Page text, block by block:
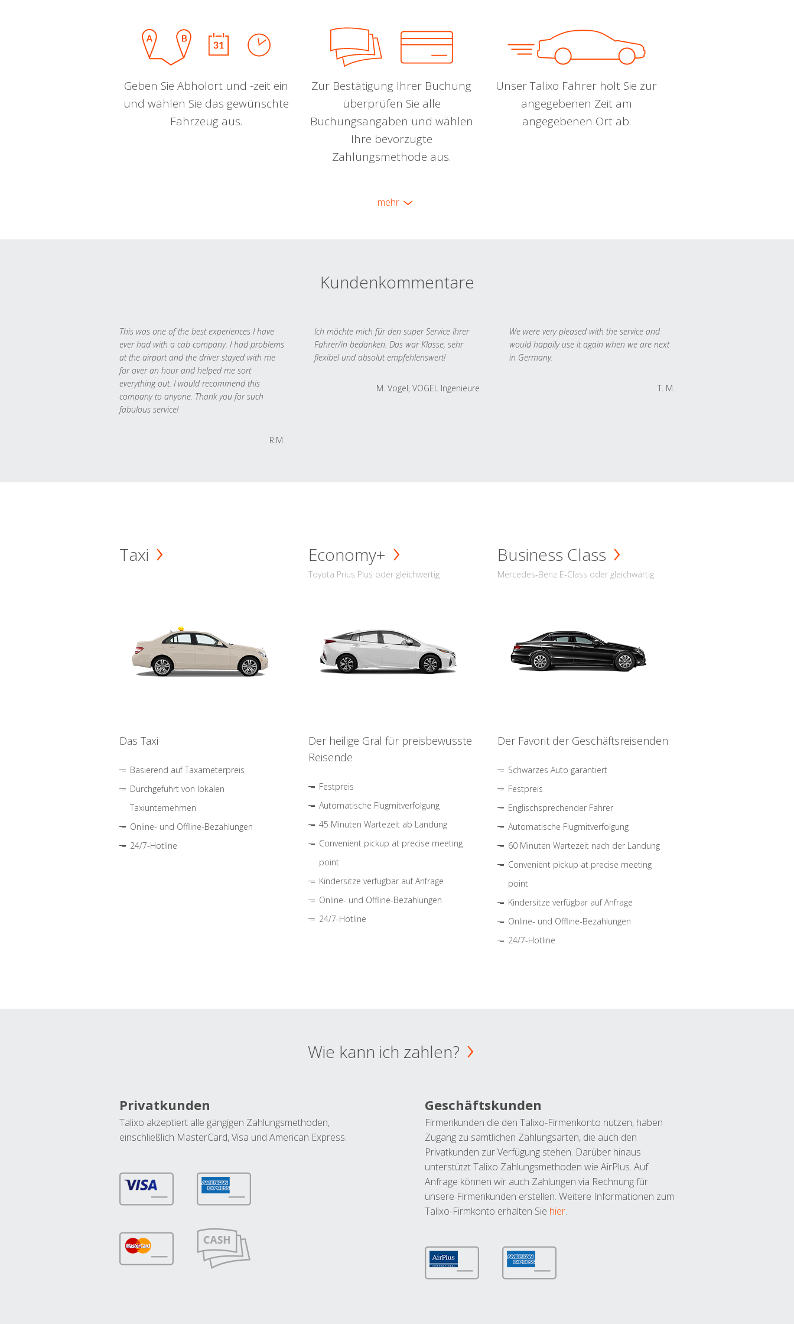
Geben Sie Abholort und -zeit ein
und wählen Sie das gewünschte
Fahrzeug aus.
Zur Bestätigung Ihrer Buchung
überprüfen Sie alle
Buchungsangaben und wählen
Ihre bevorzugte
Zahlungsmethode aus.
Unser Talixo Fahrer holt Sie zur
angegebenen Zeit am
angegebenen Ort ab.
mehr
Kundenkommentare
This was one of the best experiences I have
ever had with a cab company. I had problems
at the airport and the driver stayed with me
for over an hour and helped me sort
everything out. I would recommend this
company to anyone. Thank you for such
fabulous service!
R.M.
Ich möchte mich für den super Service Ihrer
Fahrer/in bedanken. Das war Klasse, sehr
flexibel und absolut empfehlenswert!
M. Vogel, VOGEL Ingenieure
We were very pleased with the service and
would happily use it again when we are next
in Germany.
T. M.
Taxi
Das Taxi
Basierend auf Taxameterpreis
Durchgeführt von lokalen
Taxiunternehmen
Online- und Offline-Bezahlungen
24/7-Hotline
Economy+
Toyota Prius Plus oder gleichwertig
Der heilige Gral für preisbewusste
Reisende
Festpreis
Automatische Flugmitverfolgung
45 Minuten Wartezeit ab Landung
Convenient pickup at precise meeting
point
Kindersitze verfügbar auf Anfrage
Online- und Offline-Bezahlungen
24/7-Hotline
Business Class
Mercedes-Benz E-Class oder gleichwärtig
Der Favorit der Geschäftsreisenden
Schwarzes Auto garantiert
Festpreis
Englischsprechender Fahrer
Automatische Flugmitverfolgung
60 Minuten Wartezeit nach der Landung
Convenient pickup at precise meeting
point
Kindersitze verfügbar auf Anfrage
Online- und Offline-Bezahlungen
24/7-Hotline
Wie kann ich zahlen?
Privatkunden
Talixo akzeptiert alle gängigen Zahlungsmethoden,
einschließlich MasterCard, Visa und American Express.
Geschäftskunden
Firmenkunden die den Talixo-Firmenkonto nutzen, haben
Zugang zu sämtlichen Zahlungsarten, die auch den
Privatkunden zur Verfügung stehen. Darüber hinaus
unterstützt Talixo Zahlungsmethoden wie AirPlus. Auf
Anfrage können wir auch Zahlungen via Rechnung für
unsere Firmenkunden erstellen. Weitere Informationen zum
Talixo-Firmkonto erhalten Sie hier.